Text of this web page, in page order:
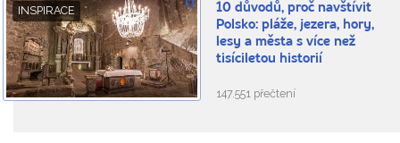
INSPIRACE
10 důvodů, proč navštívit
Polsko: pláže, jezera, hory,
lesy a města s více než
tisíciletou historií
147.551 přečtení